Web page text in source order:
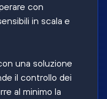
con
in scala e
una soluzione
il controllo dei
al minimo la